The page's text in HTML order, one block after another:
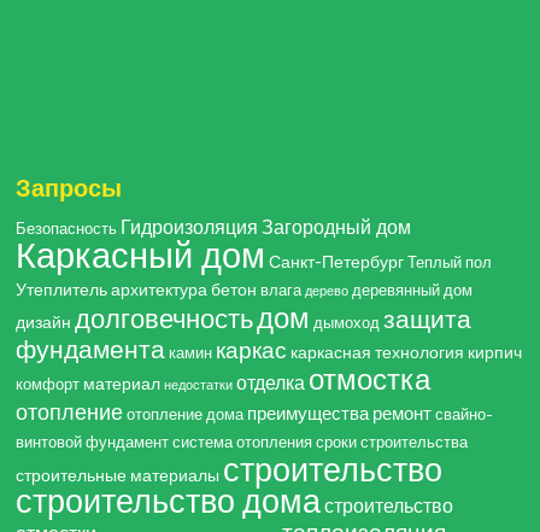
Запросы
Безопасность Гидроизоляция Загородный дом
Каркасный дом Санкт-Петербург Теплый пол
Утеплительархитектурабетон влага дерево деревянный дом
дизайн долговечностьдом дымоход защита
фундамента камин каркас каркасная технология кирпич
комфорт материал недостатки отделка отмостка
отопление отопление дома преимуществаремонт свайно-
винтовой фундамент система отопления сроки строительства
строительные материалы строительство
строительство домастроительство